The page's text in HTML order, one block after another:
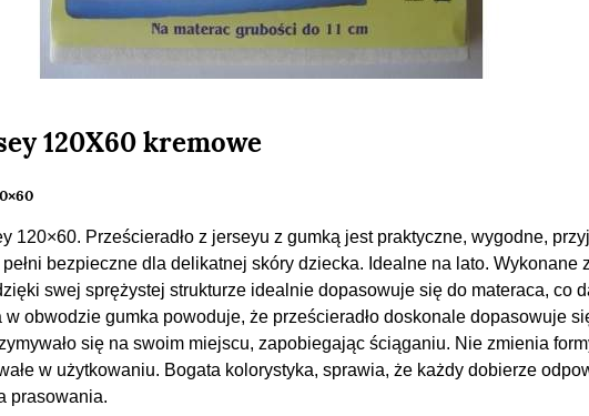
120X60 kremowe
120×60. Prześcieradło z jerseyu z gumką jest praktyczne, wygodne,
pełni bezpieczne dla delikatnej skóry dziecka. Idealne na lato. Wykonane
swej sprężystej strukturze idealnie dopasowuje się do materaca, co
w obwodzie gumka powoduje, że prześcieradło doskonale dopasowuje
się na swoim miejscu, zapobiegając ściąganiu. Nie zmienia
w użytkowaniu. Bogata kolorystyka, sprawia, że każdy dobierze
prasowania.